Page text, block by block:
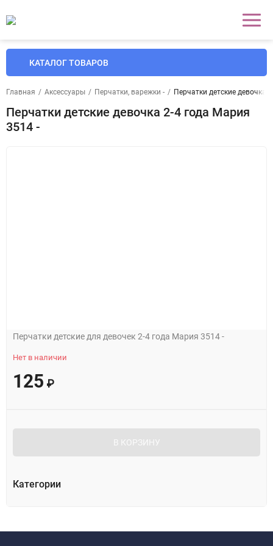
КАТАЛОГ ТОВАРОВ
Главная / Аксессуары / Перчатки, варежки - / Перчатки детские девочка
Перчатки детские девочка 2-4 года Мария
3514 -
Перчатки детские для девочек 2-4 года Мария 3514 -
Нет в наличии
125 ₽
В КОРЗИНУ
Категории